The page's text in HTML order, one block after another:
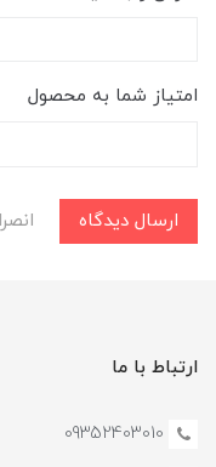
امتیاز شما به محصول
ارسال دیدگاه
ارتباط با ما
09352403010